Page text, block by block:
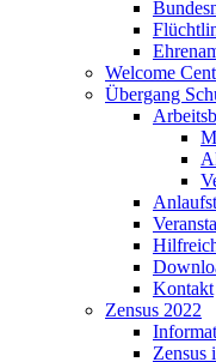
Welcome
Übergang
Kontakt
Zensus 2022
Zensus